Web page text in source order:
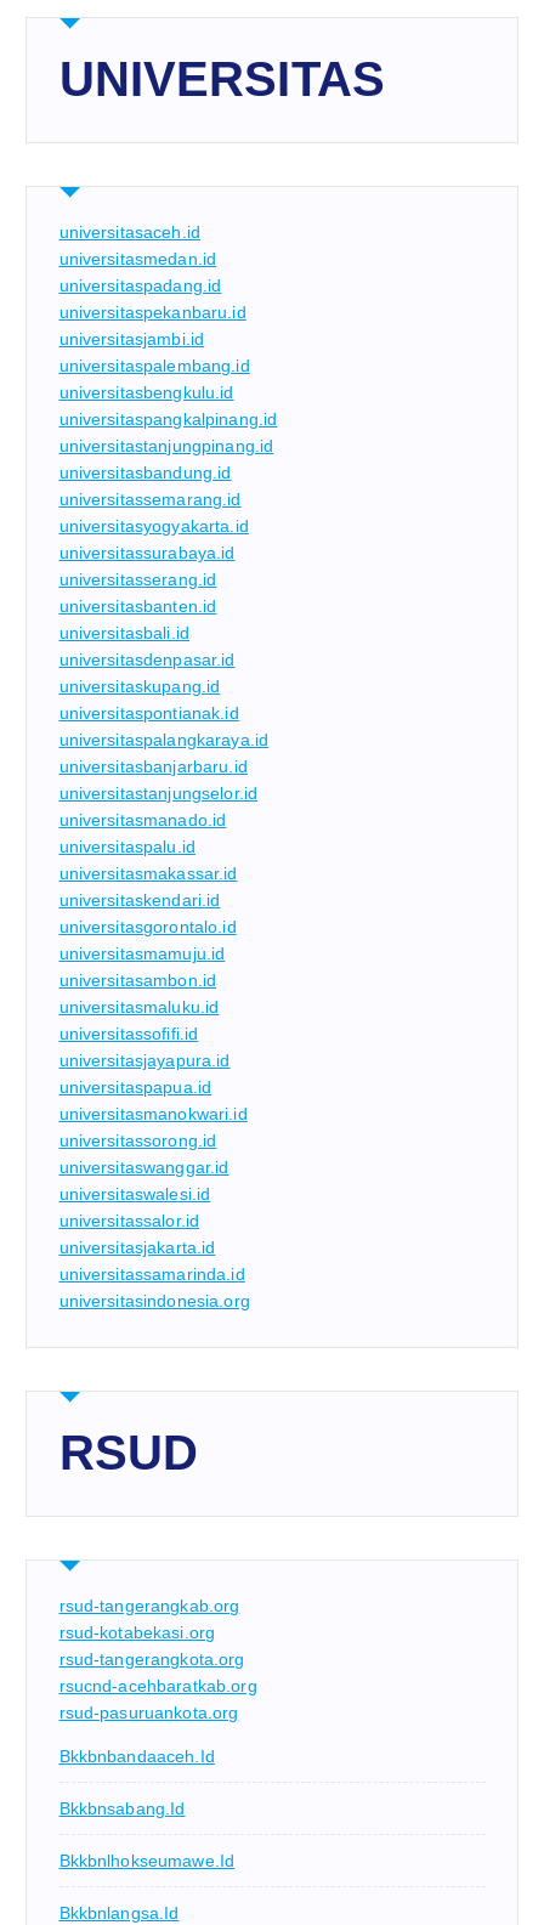
UNIVERSITAS
universitasaceh.id
universitasmedan.id
universitaspadang.id
universitaspekanbaru.id
universitasjambi.id
universitaspalembang.id
universitasbengkulu.id
universitaspangkalpinang.id
universitastanjungpinang.id
universitasbandung.id
universitassemarang.id
universitasyogyakarta.id
universitassurabaya.id
universitasserang.id
universitasbanten.id
universitasbali.id
universitasdenpasar.id
universitaskupang.id
universitaspontianak.id
universitaspalangkaraya.id
universitasbanjarbaru.id
universitastanjungselor.id
universitasmanado.id
universitaspalu.id
universitasmakassar.id
universitaskendari.id
universitasgorontalo.id
universitasmamuju.id
universitasambon.id
universitasmaluku.id
universitassofifi.id
universitasjayapura.id
universitaspapua.id
universitasmanokwari.id
universitassorong.id
universitaswanggar.id
universitaswalesi.id
universitassalor.id
universitasjakarta.id
universitassamarinda.id
universitasindonesia.org
RSUD
rsud-tangerangkab.org
rsud-kotabekasi.org
rsud-tangerangkota.org
rsucnd-acehbaratkab.org
rsud-pasuruankota.org
Bkkbnbandaaceh.id
Bkkbnsabang.id
Bkkbnlhokseumawe.id
Bkkbnlangsa.id